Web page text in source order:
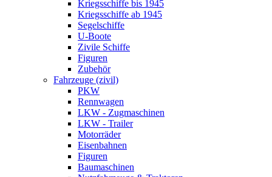
Kriegsschiffe bis 1945
Kriegsschiffe ab 1945
Segelschiffe
U-Boote
Zivile Schiffe
Figuren
Zubehör
Fahrzeuge (zivil)
PKW
Rennwagen
LKW - Zugmaschinen
LKW - Trailer
Motorräder
Eisenbahnen
Figuren
Baumaschinen